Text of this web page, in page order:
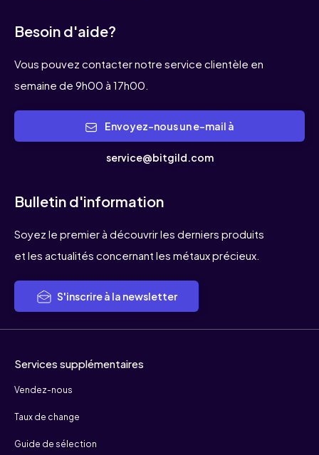
Besoin d'aide?
Vous pouvez contacter notre service clientèle en
semaine de 9h00 à 17h00.
service@bitgild.com
Bulletin d'information
Soyez le premier à découvrir les derniers produits
et les actualités concernant les métaux précieux.
S'inscrire à la newsletter
Services supplémentaires
Vendez-nous
Taux de change
Guide de sélection